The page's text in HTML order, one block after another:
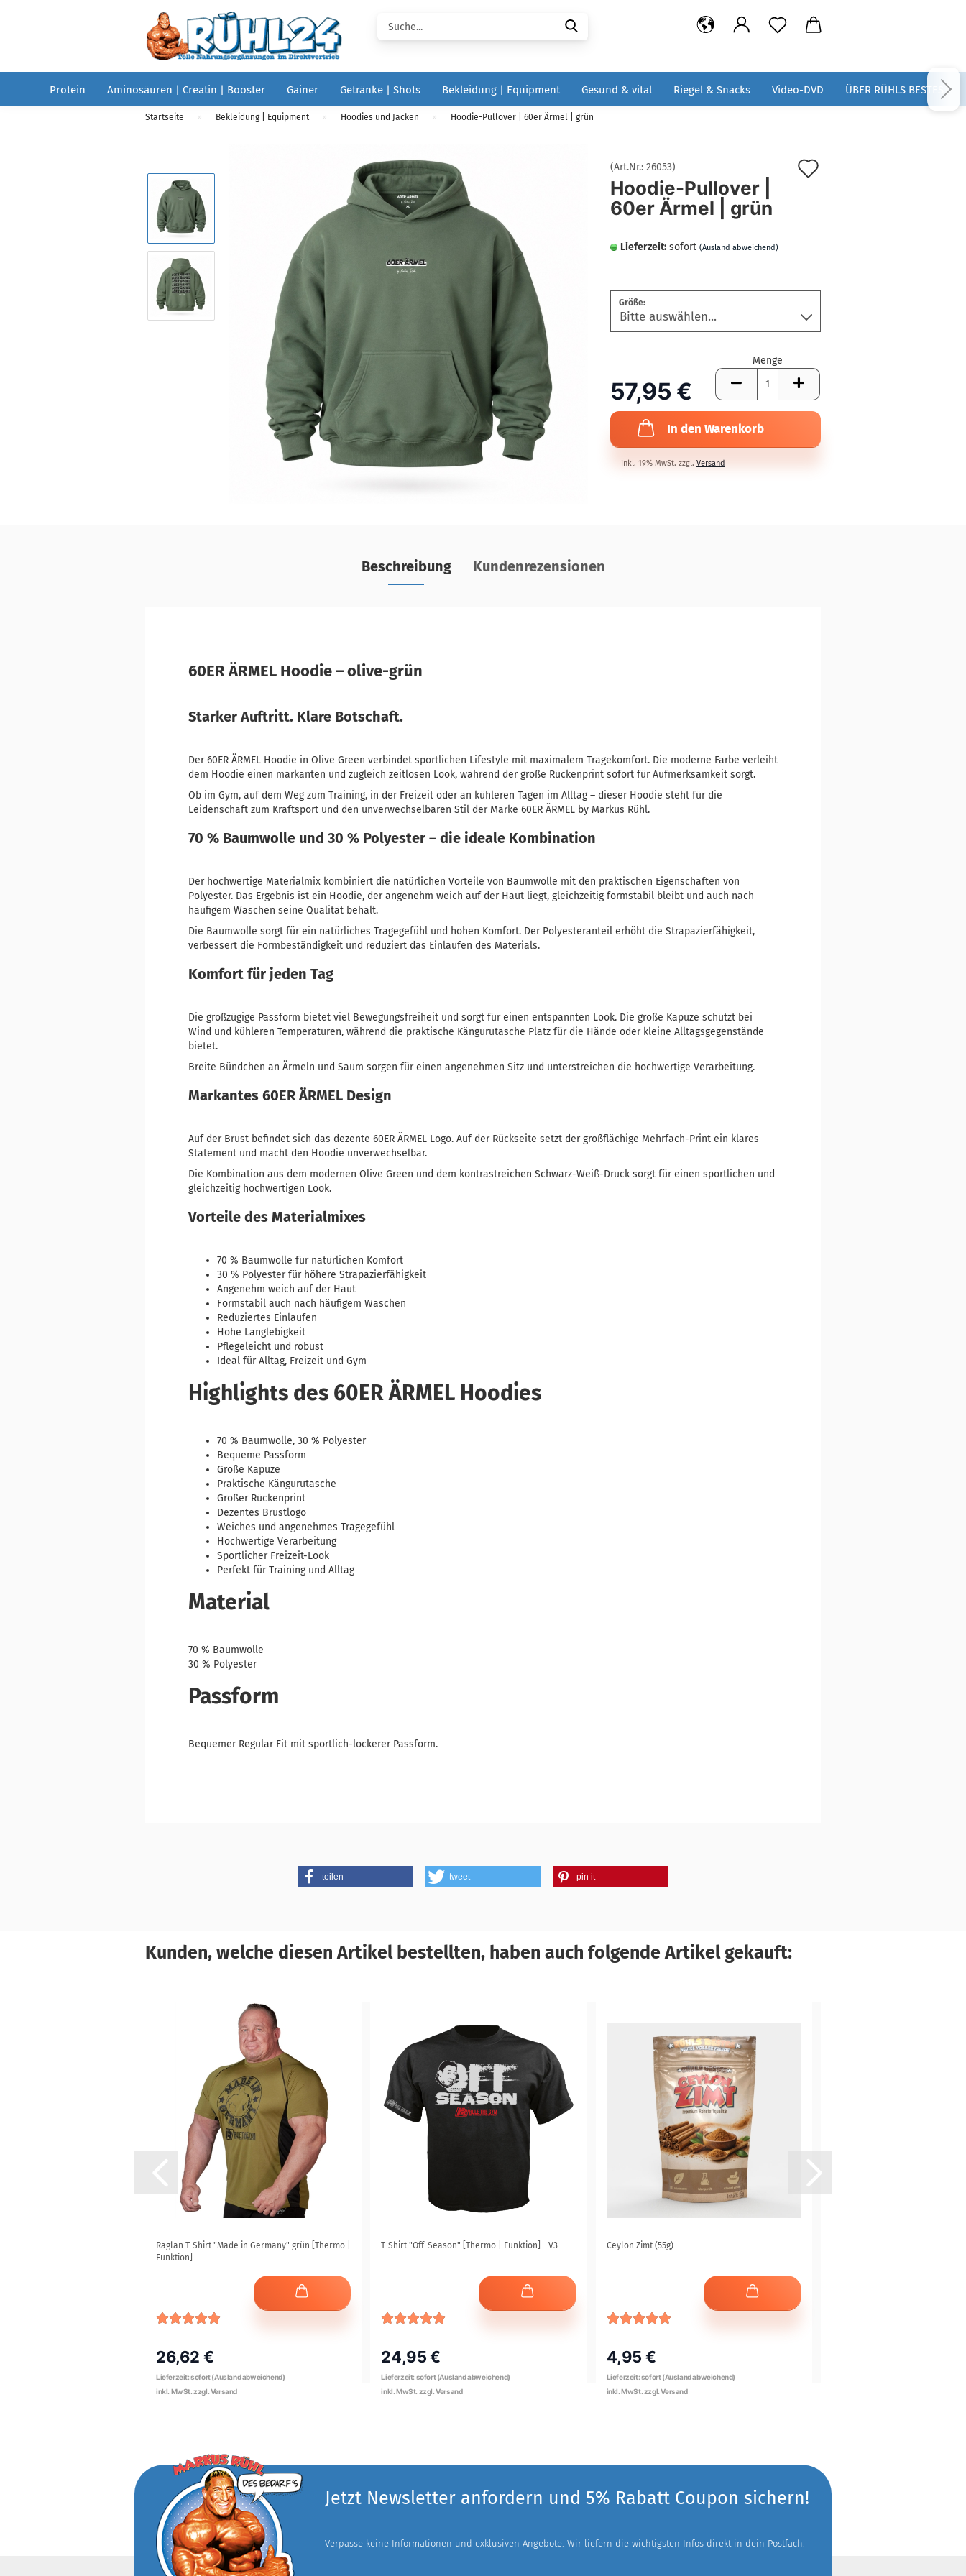
Protein Aminosäuren | Creatin | Booster Gainer Getränke | Shots Bekleidung | Equipment Gesund & vital Riegel & Snacks Video-DVD ÜBER RÜHLS BESTES
Startseite » Bekleidung | Equipment » Hoodies und Jacken » Hoodie-Pullover | 60er Ärmel | grün
(Art.Nr.: 26053)
Hoodie-Pullover |
60er Ärmel | grün
Lieferzeit: sofort (Ausland abweichend)
Größe:
57,95 €
Menge
In den Warenkorb
inkl. 19% MwSt. zzgl. Versand
Beschreibung Kundenrezensionen
60ER ÄRMEL Hoodie – olive-grün
Starker Auftritt. Klare Botschaft.
Der 60ER ÄRMEL Hoodie in Olive Green verbindet sportlichen Lifestyle mit maximalem Tragekomfort. Die moderne Farbe verleiht
dem Hoodie einen markanten und zugleich zeitlosen Look, während der große Rückenprint sofort für Aufmerksamkeit sorgt.
Ob im Gym, auf dem Weg zum Training, in der Freizeit oder an kühleren Tagen im Alltag – dieser Hoodie steht für die
Leidenschaft zum Kraftsport und den unverwechselbaren Stil der Marke 60ER ÄRMEL by Markus Rühl.
70 % Baumwolle und 30 % Polyester – die ideale Kombination
Der hochwertige Materialmix kombiniert die natürlichen Vorteile von Baumwolle mit den praktischen Eigenschaften von
Polyester. Das Ergebnis ist ein Hoodie, der angenehm weich auf der Haut liegt, gleichzeitig formstabil bleibt und auch nach
häufigem Waschen seine Qualität behält.
Die Baumwolle sorgt für ein natürliches Tragegefühl und hohen Komfort. Der Polyesteranteil erhöht die Strapazierfähigkeit,
verbessert die Formbeständigkeit und reduziert das Einlaufen des Materials.
Komfort für jeden Tag
Die großzügige Passform bietet viel Bewegungsfreiheit und sorgt für einen entspannten Look. Die große Kapuze schützt bei
Wind und kühleren Temperaturen, während die praktische Kängurutasche Platz für die Hände oder kleine Alltagsgegenstände
bietet.
Breite Bündchen an Ärmeln und Saum sorgen für einen angenehmen Sitz und unterstreichen die hochwertige Verarbeitung.
Markantes 60ER ÄRMEL Design
Auf der Brust befindet sich das dezente 60ER ÄRMEL Logo. Auf der Rückseite setzt der großflächige Mehrfach-Print ein klares
Statement und macht den Hoodie unverwechselbar.
Die Kombination aus dem modernen Olive Green und dem kontrastreichen Schwarz-Weiß-Druck sorgt für einen sportlichen und
gleichzeitig hochwertigen Look.
Vorteile des Materialmixes
70 % Baumwolle für natürlichen Komfort
30 % Polyester für höhere Strapazierfähigkeit
Angenehm weich auf der Haut
Formstabil auch nach häufigem Waschen
Reduziertes Einlaufen
Hohe Langlebigkeit
Pflegeleicht und robust
Ideal für Alltag, Freizeit und Gym
Highlights des 60ER ÄRMEL Hoodies
70 % Baumwolle, 30 % Polyester
Bequeme Passform
Große Kapuze
Praktische Kängurutasche
Großer Rückenprint
Dezentes Brustlogo
Weiches und angenehmes Tragegefühl
Hochwertige Verarbeitung
Sportlicher Freizeit-Look
Perfekt für Training und Alltag
Material
70 % Baumwolle
30 % Polyester
Passform
Bequemer Regular Fit mit sportlich-lockerer Passform.
teilen tweet pin it
Kunden, welche diesen Artikel bestellten, haben auch folgende Artikel gekauft:
Raglan T-Shirt "Made in Germany" grün [Thermo |
Funktion]
26,62 €
T-Shirt "Off-Season" [Thermo | Funktion] - V3
24,95 €
Ceylon Zimt (55g)
4,95 €
Jetzt Newsletter anfordern und 5% Rabatt Coupon sichern!
Verpasse keine Informationen und exklusiven Angebote. Wir liefern die wichtigsten Infos direkt in dein Postfach.